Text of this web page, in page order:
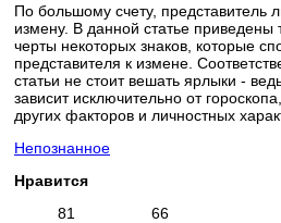
По большому счету, представитель
измену. В данной статье
черты некоторых знаков, которые
представителя к измене.
статьи не стоит вешать ярлыки -
зависит исключительно от
других факторов и личностных
Непознанное
Нравится
81
66